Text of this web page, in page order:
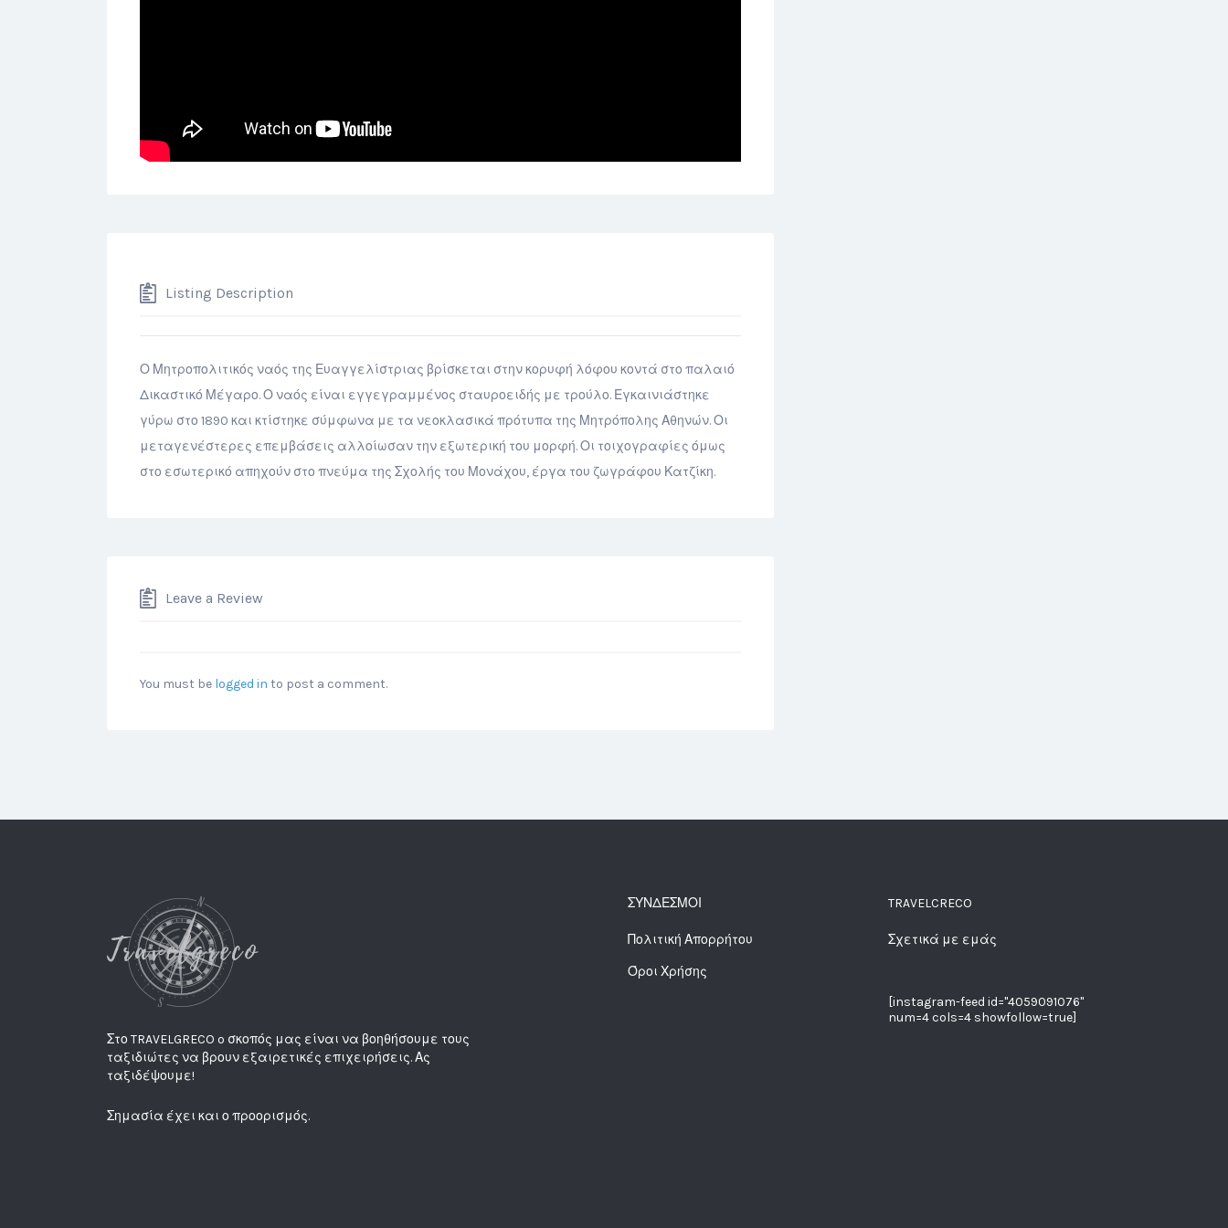
Listing Description
Ο Μητροπολιτικός ναός της Ευαγγελίστριας βρίσκεται στην κορυφή λόφου κοντά στο παλαιό
Δικαστικό Μέγαρο. Ο ναός είναι εγγεγραμμένος σταυροειδής με τρούλο. Εγκαινιάστηκε
γύρω στο 1890 και κτίστηκε σύμφωνα με τα νεοκλασικά πρότυπα της Μητρόπολης Αθηνών. Οι
μεταγενέστερες επεμβάσεις αλλοίωσαν την εξωτερική του μορφή. Οι τοιχογραφίες όμως
στο εσωτερικό απηχούν στο πνεύμα της Σχολής του Μονάχου, έργα του ζωγράφου Κατζίκη.
Leave a Review
You must be logged in to post a comment.
Στο TRAVELGRECO o σκοπός μας είναι να βοηθήσουμε τους
ταξιδιώτες να βρουν εξαιρετικές επιχειρήσεις. Ας
ταξιδέψουμε!
Σημασία έχει και ο προορισμός.
ΣΥΝΔΕΣΜΟΙ
Πολιτική Απορρήτου
Όροι Χρήσης
TRAVELCRECO
Σχετικά με εμάς
[instagram-feed id="4059091076"
num=4 cols=4 showfollow=true]